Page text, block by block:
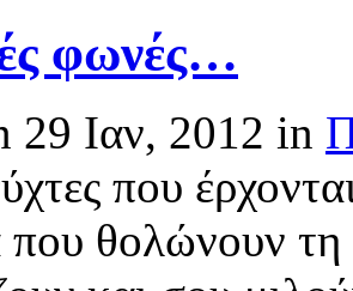
φωνές…
29 Ιαν, 2012 in
που
θολώνουν